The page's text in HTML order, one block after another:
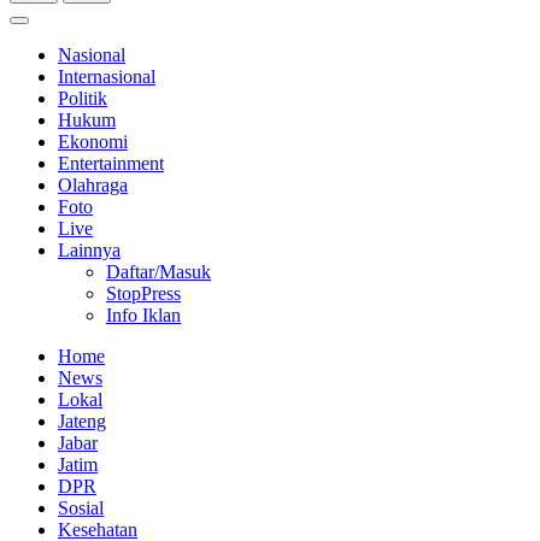
Nasional
Internasional
Politik
Hukum
Ekonomi
Entertainment
Olahraga
Foto
Live
Lainnya
Daftar/Masuk
StopPress
Info Iklan
Home
News
Lokal
Jateng
Jabar
Jatim
DPR
Sosial
Kesehatan